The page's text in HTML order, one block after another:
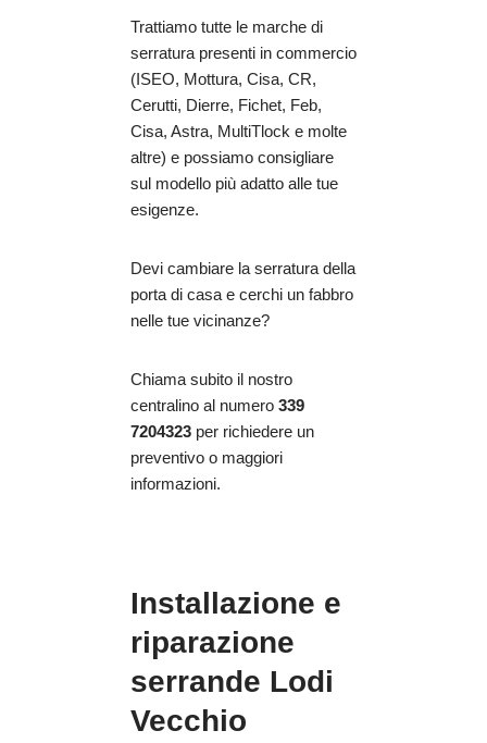
Trattiamo tutte le marche di
serratura presenti in commercio
(ISEO, Mottura, Cisa, CR,
Cerutti, Dierre, Fichet, Feb,
Cisa, Astra, MultiTlock e molte
altre) e possiamo consigliare
sul modello più adatto alle tue
esigenze.
Devi cambiare la serratura della
porta di casa e cerchi un fabbro
nelle tue vicinanze?
Chiama subito il nostro
centralino al numero 339
7204323 per richiedere un
preventivo o maggiori
informazioni.
Installazione e
riparazione
serrande Lodi
Vecchio